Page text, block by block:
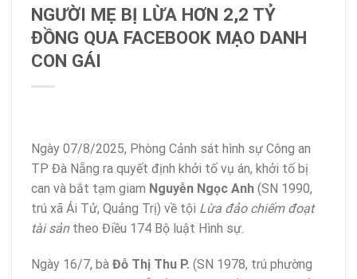
NGƯỜI MẸ BỊ LỪA HƠN 2,2 TỶ
ĐỒNG QUA FACEBOOK MẠO DANH
CON GÁI
Ngày 07/8/2025, Phòng Cảnh sát hình sự Công an
TP Đà Nẵng ra quyết định khởi tố vụ án, khởi tố bị
can và bắt tạm giam Nguyễn Ngọc Anh (SN 1990,
trú xã Ái Tử, Quảng Trị) về tội Lừa đảo chiếm đoạt
tài sảntheo Điều 174 Bộ luật Hình sự.
Ngày 16/7, bà Đỗ Thị Thu P. (SN 1978, trú phường